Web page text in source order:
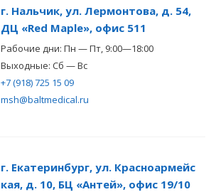
г. Нальчик, ул. Лермонтова, д. 54,
ДЦ «Red Maple», офис 511
Рабочие дни: Пн — Пт, 9:00—18:00
Выходные: Сб — Вс
+7 (918) 725 15 09
msh@baltmedical.ru
г. Екатеринбург, ул. Красноармейс
кая, д. 10, БЦ «Антей», офис 19/10